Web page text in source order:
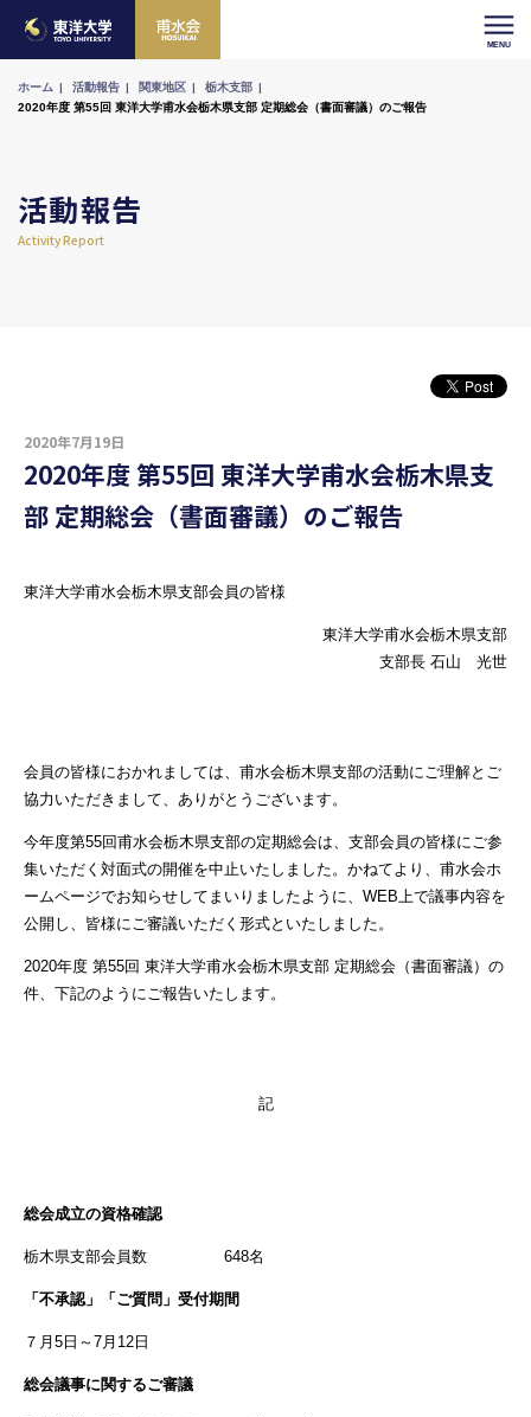
ホーム 活動報告 関東地区
栃木支部
2020年度 第55回 東洋大学甫水会栃木県支部 定期総会（書面審議）のご報告
活動報告
Activity Report
2020年7月19日
2020年度 第55回 東洋大学甫水会栃木県支
部 定期総会（書面審議）のご報告
東洋大学甫水会栃木県支部会員の皆様
東洋大学甫水会栃木県支部
支部長 石山 光世
会員の皆様におかれましては、甫水会栃木県支部の活動にご理解とご
協力いただきまして、ありがとうございます。
今年度第55回甫水会栃木県支部の定期総会は、支部会員の皆様にご参
集いただく対面式の開催を中止いたしました。かねてより、甫水会ホ
ームページでお知らせしてまいりましたように、WEB上で議事内容を
公開し、皆様にご審議いただく形式といたしました。
2020年度 第55回 東洋大学甫水会栃木県支部 定期総会（書面審議）の
件、下記のようにご報告いたします。
記
総会成立の資格確認
栃木県支部会員数 648名
「不承認」「ご質問」受付期間
７月5日～7月12日
総会議事に関するご審議